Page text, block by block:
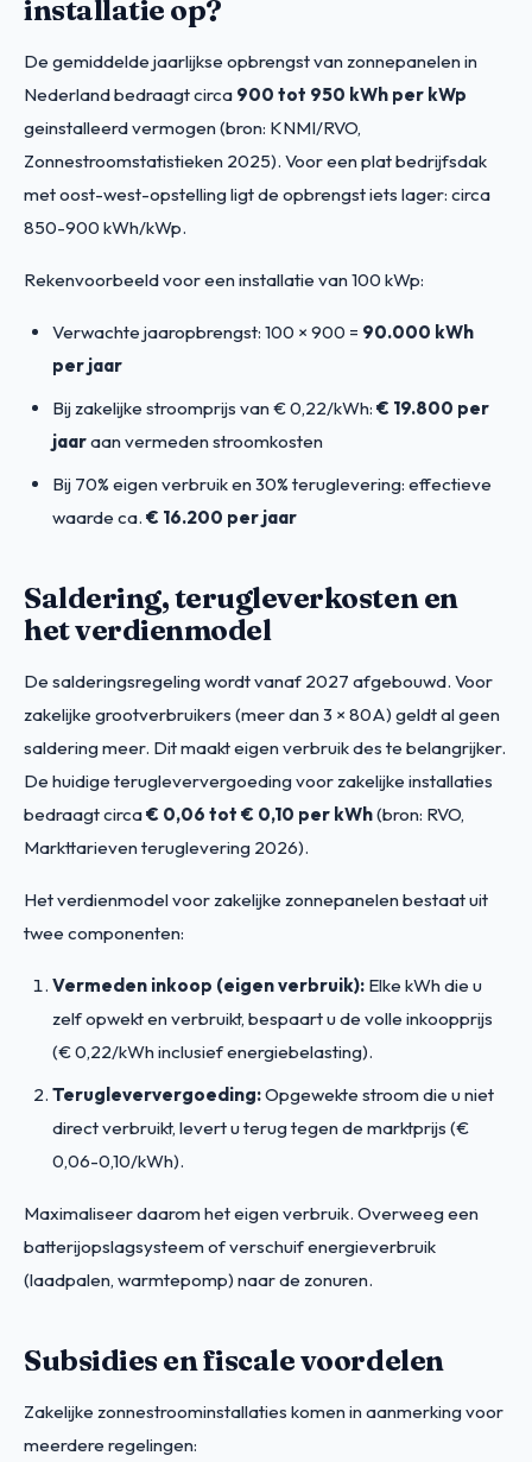
installatie op?
De gemiddelde jaarlijkse opbrengst van zonnepanelen in
Nederland bedraagt circa 900 tot 950 kWh per kWp
geinstalleerd vermogen (bron: KNMI/RVO,
Zonnestroomstatistieken 2025). Voor een plat bedrijfsdak
met oost-west-opstelling ligt de opbrengst iets lager: circa
850-900 kWh/kWp.
Rekenvoorbeeld voor een installatie van 100 kWp:
Verwachte jaaropbrengst: 100 × 900 = 90.000 kWh
per jaar
Bij zakelijke stroomprijs van € 0,22/kWh: € 19.800 per
jaaraan vermeden stroomkosten
Bij 70% eigen verbruik en 30% teruglevering: effectieve
waarde ca. € 16.200 per jaar
Saldering, terugleverkosten en
het verdienmodel
De salderingsregeling wordt vanaf 2027 afgebouwd. Voor
zakelijke grootverbruikers (meer dan 3 × 80A) geldt al geen
saldering meer. Dit maakt eigen verbruik des te belangrijker.
De huidige terugleververgoeding voor zakelijke installaties
bedraagt circa€ 0,06 tot € 0,10 per kWh(bron: RVO,
Markttarieven teruglevering 2026).
Het verdienmodel voor zakelijke zonnepanelen bestaat uit
twee componenten:
Vermeden inkoop (eigen verbruik): Elke kWh die u
zelf opwekt en verbruikt, bespaart u de volle inkoopprijs
(€ 0,22/kWh inclusief energiebelasting).
Terugleververgoeding:Opgewekte stroom die u niet
direct verbruikt, levert u terug tegen de marktprijs (€
0,06-0,10/kWh).
Maximaliseer daarom het eigen verbruik. Overweeg een
batterijopslagsysteem of verschuif energieverbruik
(laadpalen, warmtepomp) naar de zonuren.
Subsidies en fiscale voordelen
Zakelijke zonnestroominstallaties komen in aanmerking voor
meerdere regelingen: